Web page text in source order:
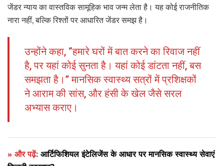
जेंडर न्याय का वास्तविक सामूहिक भाव जन्म लेता है। यह कोई राजनीतिक
नारा नहीं, बल्कि रिश्तों पर आधारित जेंडर समझ है।
उन्होंने कहा, “हमारे घरों में बात करने का रिवाज नहीं
है, पर यहां कोई सुनता है। यहां कोई डांटता नहीं, बस
समझता है।” मानसिक स्वास्थ्य सत्रों में प्रशिक्षकों
ने आराम की सांस, और हंसी के खेल जैसे सरल
अभ्यास कराए।
» और पढ़ें: आर्टिफिशियल इंटेलिजेंस के आधार पर मानसिक स्वास्थ्य सेवाएं